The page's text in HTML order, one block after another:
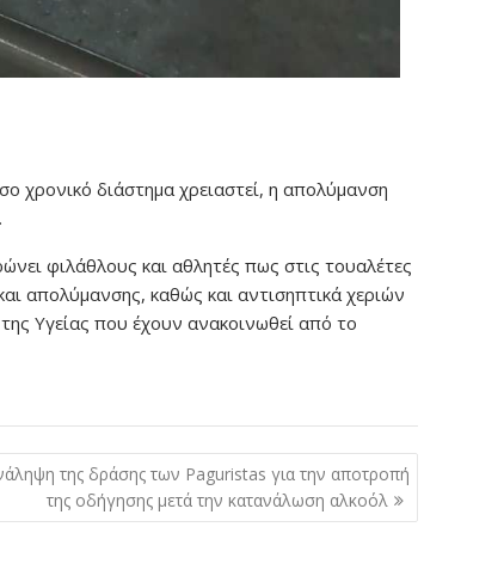
χρονικό διάστημα χρειαστεί, η απολύμανση
φιλάθλους και αθλητές πως στις τουαλέτες
απολύμανσης, καθώς και αντισηπτικά χεριών
Υγείας που έχουν ανακοινωθεί από το
της δράσης των Paguristas για την αποτροπή
της οδήγησης μετά την κατανάλωση αλκοόλ